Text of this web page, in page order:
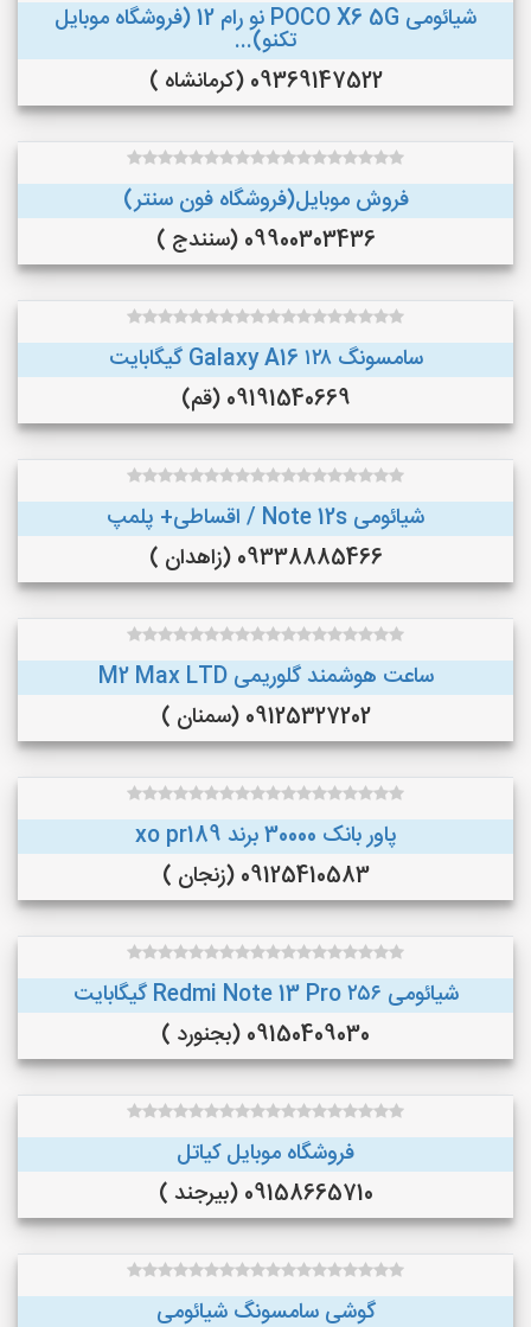
شیائومی POCO X6 5G نو رام 12 (فروشگاه موبایل
تکنو)...
09369147522 (کرمانشاه )
فروش موبایل(فروشگاه فون سنتر)
09900303436 (سنندج )
سامسونگ Galaxy A16 ۱۲۸ گیگابایت
09191540669 (قم)
شیائومی Note 12s / اقساطی+ پلمپ
09338885466 (زاهدان )
ساعت هوشمند گلوریمی M2 Max LTD
09125327202 (سمنان )
پاور بانک 30000 برند xo pr189
09125410583 (زنجان )
شیائومی Redmi Note 13 Pro ۲۵۶ گیگابایت
09150409030 (بجنورد )
فروشگاه موبایل کیاتل
09158665710 (بیرجند )
گوشی سامسونگ شیائومی